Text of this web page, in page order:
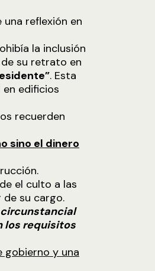
una reflexión en
la inclusión
su retrato en
. Esta
edificios
recuerden
sino el dinero
el culto a las
su cargo.
los requisitos
gobierno y una